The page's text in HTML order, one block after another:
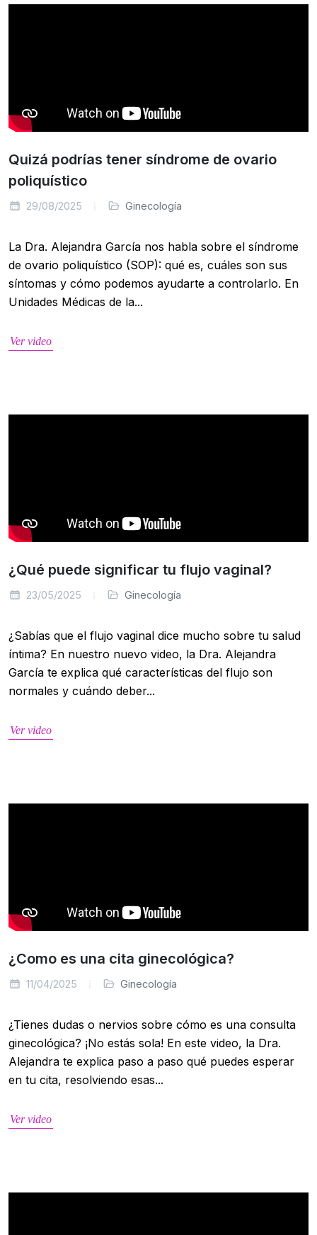
Quizá podrías tener síndrome de ovario
poliquístico
29/08/2025 Ginecología
La Dra. Alejandra García nos habla sobre el síndrome
de ovario poliquístico (SOP): qué es, cuáles son sus
síntomas y cómo podemos ayudarte a controlarlo. En
Unidades Médicas de la...
Ver video
¿Qué puede significar tu flujo vaginal?
23/05/2025 Ginecología
¿Sabías que el flujo vaginal dice mucho sobre tu salud
íntima? En nuestro nuevo video, la Dra. Alejandra
García te explica qué características del flujo son
normales y cuándo deber...
Ver video
¿Como es una cita ginecológica?
11/04/2025 Ginecología
¿Tienes dudas o nervios sobre cómo es una consulta
ginecológica? ¡No estás sola! En este video, la Dra.
Alejandra te explica paso a paso qué puedes esperar
en tu cita, resolviendo esas...
Ver video